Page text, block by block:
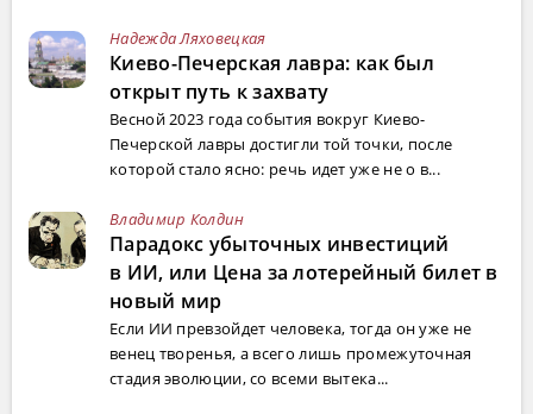
Надежда Ляховецкая
Киево-Печерская лавра: как был
открыт путь к захвату
Весной 2023 года события вокруг Киево-
Печерской лавры достигли той точки, после
которой стало ясно: речь идет уже не о в...
Владимир Колдин
Парадокс убыточных инвестиций
в ИИ, или Цена за лотерейный билет в
новый мир
Если ИИ превзойдет человека, тогда он уже не
венец творенья, а всего лишь промежуточная
стадия эволюции, со всеми вытека...